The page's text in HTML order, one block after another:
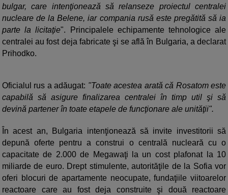
bulgar, care intenţionează să relanseze proiectul centralei
nucleare de la Belene, iar compania rusă este pregătită să ia
parte la licitaţie". Principalele echipamente tehnologice ale
centralei au fost deja fabricate şi se află în Bulgaria, a declarat
Prihodko.
Oficialul rus a adăugat: "Toate acestea arată că Rosatom este
capabilă să asigure finalizarea centralei în timp util şi să
devină partener în toate etapele de funcţionare ale unităţii".
În acest an, Bulgaria intenţionează să invite investitorii să
depună oferte pentru a construi o centrală nucleară cu o
capacitate de 2.000 de Megawaţi la un cost plafonat la 10
miliarde de euro. Drept stimulente, autorităţile de la Sofia vor
oferi blocuri de apartamente neocupate, fundaţiile viitoarelor
reactoare care au fost deja construite şi două reactoare